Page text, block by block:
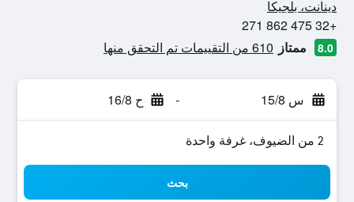
دينانت، بلجيكا
+32 475 862 271
8.0 ممتاز 610 من التقييمات تم التحقق منها
س 15/8 - ح 16/8
2 من الضيوف، غرفة واحدة
بحث